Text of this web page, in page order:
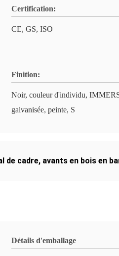
Certification:
CE, GS, ISO
Finition:
Noir, couleur d'individu,
galvanisée, peinte, S
de cadre, avants en bois en
Détails d'emballage